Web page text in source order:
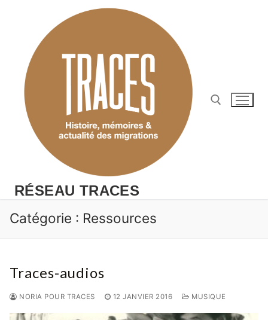
RÉSEAU TRACES
Catégorie : Ressources
Traces-audios
NORIA POUR TRACES 12 JANVIER 2016 MUSIQUE